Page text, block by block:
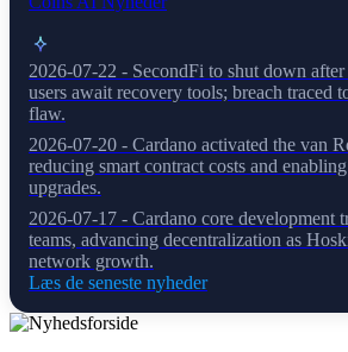
2026-07-22 - SecondFi to shut down
users await recovery tools; breach traced
flaw.
2026-07-20 - Cardano activated the van
reducing smart contract costs and
upgrades.
2026-07-17 - Cardano core development
teams, advancing decentralization as
network growth.
Læs de seneste nyheder